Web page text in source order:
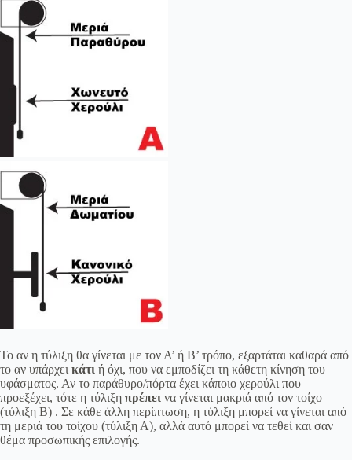
Το αν η τύλιξη θα γίνεται με τον Α’ ή Β’ τρόπο, εξαρτάται καθαρά από
το αν υπάρχει κάτι ή όχι, που να εμποδίζει τη κάθετη κίνηση του
υφάσματος. Αν το παράθυρο/πόρτα έχει κάποιο χερούλι που
προεξέχει, τότε η τύλιξη πρέπει να γίνεται μακριά από τον τοίχο
(τύλιξη Β) . Σε κάθε άλλη περίπτωση, η τύλιξη μπορεί να γίνεται από
τη μεριά του τοίχου (τύλιξη Α), αλλά αυτό μπορεί να τεθεί και σαν
θέμα προσωπικής επιλογής.